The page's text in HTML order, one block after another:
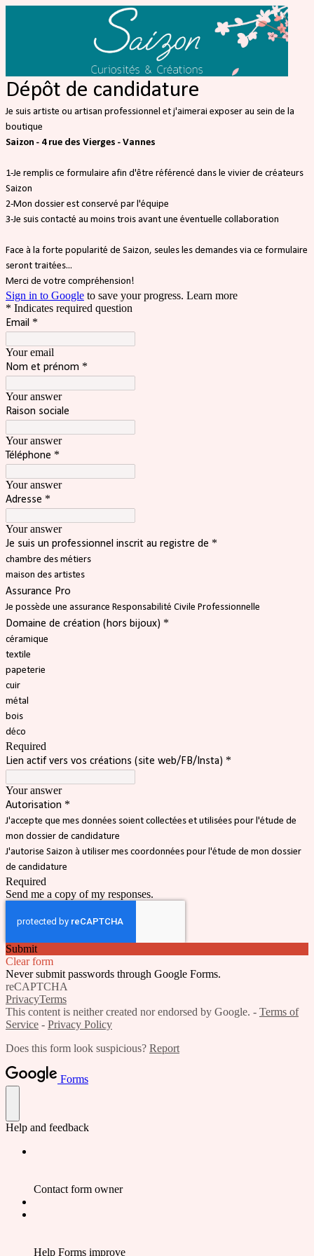
Dépôt de candidature
Je suis artiste ou artisan professionnel et j'aimerai exposer au sein de la
boutique
Saizon - 4 rue des Vierges - Vannes
1-Je remplis ce formulaire afin d'être référencé dans le vivier de créateurs
Saizon
2-Mon dossier est conservé par l'équipe
3-Je suis contacté au moins trois avant une éventuelle collaboration
Face à la forte popularité de Saizon, seules les demandes via ce formulaire
seront traitées...
Merci de votre compréhension!
Sign in to Google to save your progress. Learn more
* Indicates required question
Email *
Your email
Nom et prénom *
Your answer
Raison sociale
Your answer
Téléphone *
Your answer
Adresse *
Your answer
Je suis un professionnel inscrit au registre de *
chambre des métiers
maison des artistes
Assurance Pro
Je possède une assurance Responsabilité Civile Professionnelle
Domaine de création (hors bijoux) *
céramique
textile
papeterie
cuir
métal
bois
déco
Required
Lien actif vers vos créations (site web/FB/Insta) *
Your answer
Autorisation *
J'accepte que mes données soient collectées et utilisées pour l'étude de
mon dossier de candidature
J'autorise Saizon à utiliser mes coordonnées pour l'étude de mon dossier
de candidature
Required
Send me a copy of my responses.
Submit
Clear form
Never submit passwords through Google Forms.
reCAPTCHA
PrivacyTerms
This content is neither created nor endorsed by Google. - Terms of
Service - Privacy Policy
Does this form look suspicious? Report
Forms
Help and feedback
Contact form owner
Help Forms improve